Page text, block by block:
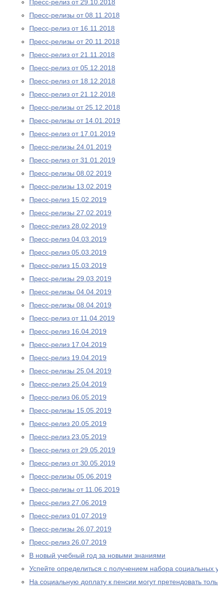
Пресс-релиз от 29.10.2018
Пресс-релизы от 08.11.2018
Пресс-релиз от 16.11.2018
Пресс-релизы от 20.11.2018
Пресс-релиз от 21.11.2018
Пресс-релиз от 05.12.2018
Пресс-релиз от 18.12.2018
Пресс-релиз от 21.12.2018
Пресс-релизы от 25.12.2018
Пресс-релизы от 14.01.2019
Пресс-релиз от 17.01.2019
Пресс-релизы 24.01.2019
Пресс-релиз от 31.01.2019
Пресс-релизы 08.02.2019
Пресс-релизы 13.02.2019
Пресс-релиз 15.02.2019
Пресс-релизы 27.02.2019
Пресс-релиз 28.02.2019
Пресс-релиз 04.03.2019
Пресс-релиз 05.03.2019
Пресс-релиз 15.03.2019
Пресс-релизы 29.03.2019
Пресс-релизы 04.04.2019
Пресс-релизы 08.04.2019
Пресс-релиз от 11.04.2019
Пресс-релиз 16.04.2019
Пресс-релиз 17.04.2019
Пресс-релиз 19.04.2019
Пресс-релизы 25.04.2019
Пресс-релиз 25.04.2019
Пресс-релиз 06.05.2019
Пресс-релизы 15.05.2019
Пресс-релиз 20.05.2019
Пресс-релиз 23.05.2019
Пресс-релиз от 29.05.2019
Пресс-релиз от 30.05.2019
Пресс-релизы 05.06.2019
Пресс-релизы от 11.06.2019
Пресс-релиз 27.06.2019
Пресс-релиз 01.07.2019
Пресс-релизы 26.07.2019
Пресс-релиз 26.07.2019
В новый учебный год за новыми знаниями
Успейте определиться с получением набора социальных
На социальную доплату к пенсии могут претендовать